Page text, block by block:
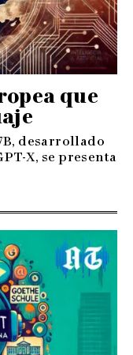
que
desarrollado
X, se presenta